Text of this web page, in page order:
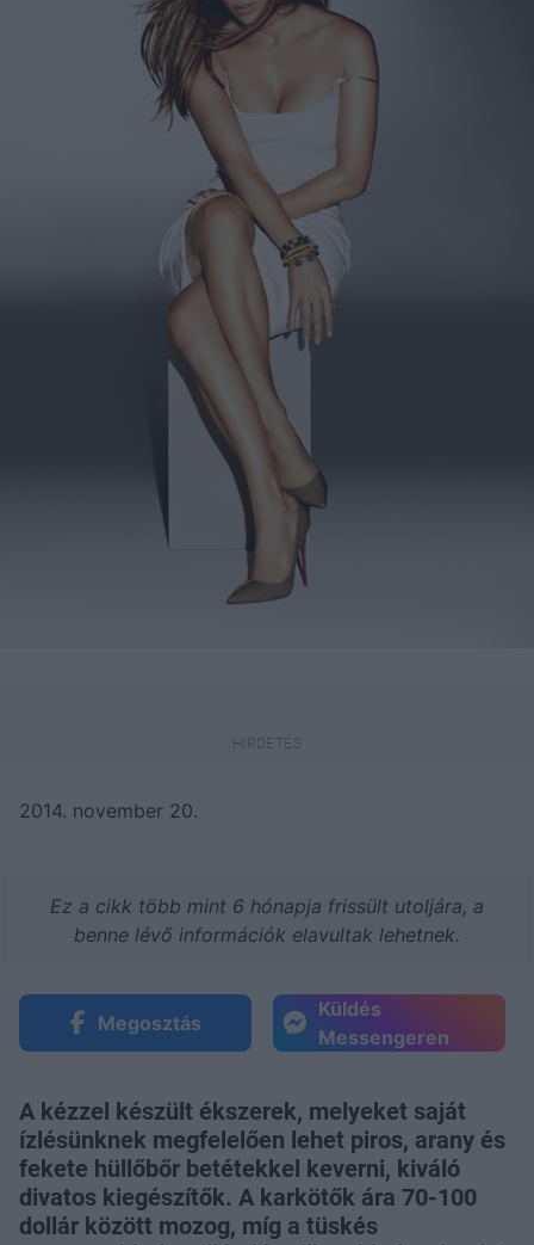
2014. november 20.
Ez a cikk több mint 6 hónapja frissült utoljára, a
benne lévő információk elavultak lehetnek.
Megosztás
Küldés
Messengeren
A kézzel készült ékszerek, melyeket saját
ízlésünknek megfelelően lehet piros, arany és
fekete hüllőbőr betétekkel keverni, kiváló
divatos kiegészítők. A karkötők ára 70-100
dollár között mozog, míg a tüskés